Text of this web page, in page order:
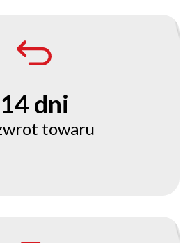
14 dni
towaru